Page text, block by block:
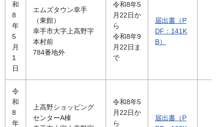
和
8
年
5
月
1
日
エムズタウン幸手
（東館）
幸手市大字上高野字
本村前
784番地外
令和8年5
月22日か
ら
令和8年9
月22日ま
で
届出書（P
DF：141K
B）
令
和
8
年
上高野ショッピング
センターA棟
令和8年5
月22日か
ら
届出書（P